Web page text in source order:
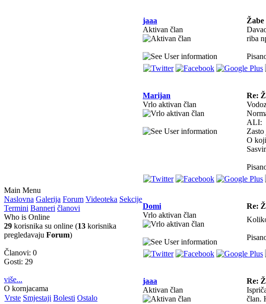
Main Menu
Naslovna Galerija Forum Videoteka Sekcije
Termini Banneri članovi
Who is Online
29 korisnika su online (13 korisnika
pregledavaju Forum)
Članovi: 0
Gosti: 29
više...
O kornjacama
Vrste Smjestaji Bolesti Ostalo
jaaa Žabe
Aktivan član
riba
Marijan Re:
Vrlo aktivan član
ALI:
Zasto
O
Domi Re:
Vrlo aktivan član
jaaa Re:
Aktivan član
član.